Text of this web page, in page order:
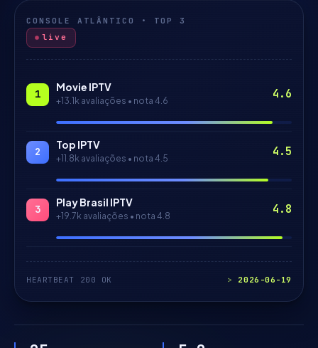
CONSOLE ATLÂNTICO • TOP 3
live
1
Movie IPTV
+13.1k avaliações • nota 4.6 4.6
2
Top IPTV
+11.8k avaliações • nota 4.5 4.5
3
Play Brasil IPTV
+19.7k avaliações • nota 4.8 4.8
HEARTBEAT 200 OK 2026-06-19